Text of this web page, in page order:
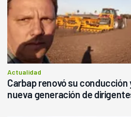
Actualidad
Carbap renovó su conducción
nueva generación de